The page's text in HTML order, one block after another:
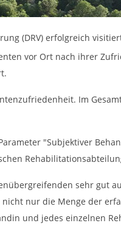
(DRV) erfolgreich
vor Ort nach ihrer
Im
"Subjektiver
sehr gut
nur die Menge der
und jedes einzelnen